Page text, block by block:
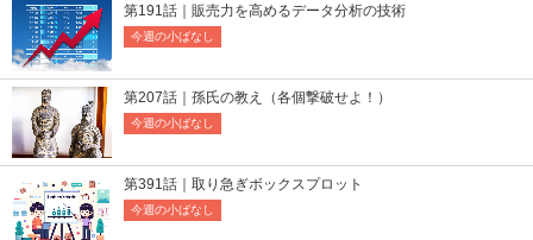
第191話｜販売力を高めるデータ分析の技術
今週の小ばなし
第207話｜孫氏の教え（各個撃破せよ！）
今週の小ばなし
第391話｜取り急ぎボックスプロット
今週の小ばなし